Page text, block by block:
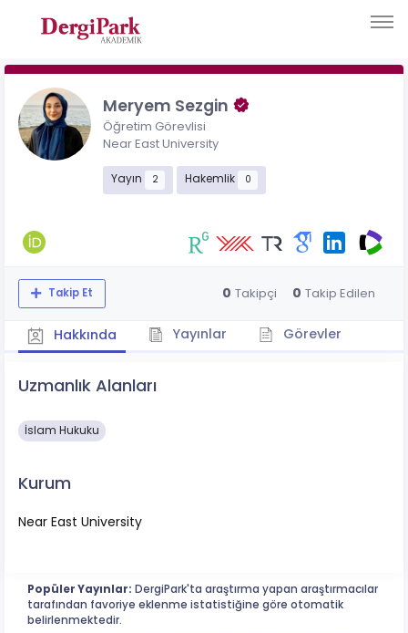
Meryem Sezgin
Öğretim Görevlisi
Near East University
Yayın 2 Hakemlik 0
Takip Et 0 Takipçi 0 Takip Edilen
Hakkında Yayınlar Görevler
Uzmanlık Alanları
İslam Hukuku
Kurum
Near East University
Popüler Yayınlar: DergiPark'ta araştırma yapan araştırmacılar
tarafından favoriye eklenme istatistiğine göre otomatik
belirlenmektedir.